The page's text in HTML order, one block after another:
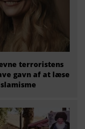
terroristens
gavn af at læse